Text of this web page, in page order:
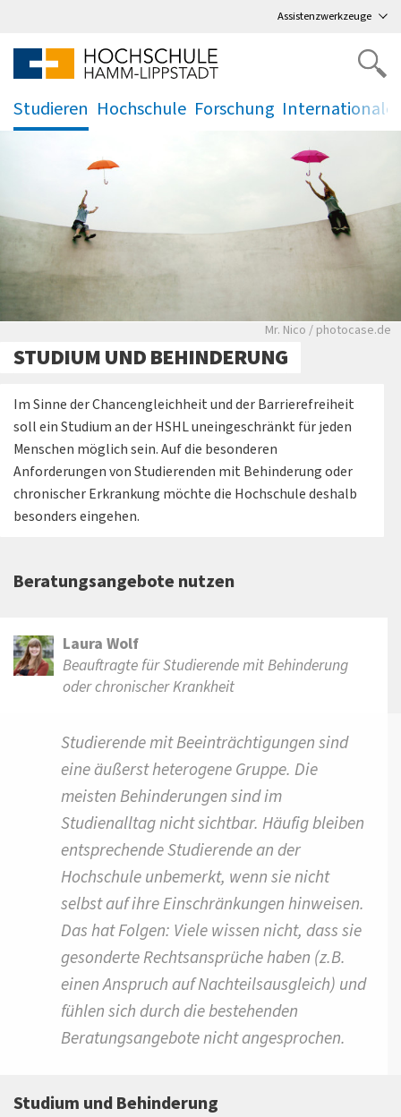
Assistenzwerkzeuge
Studieren
.
Hochschule Forschung
Zwei Personen die
Mr. Nico / photocase.de
STUDIUM UND BEHINDERUNG
Im Sinne der Chancengleichheit und der Barrierefreiheit
soll ein Studium an der HSHL uneingeschränkt für jeden
Menschen möglich sein. Auf die besonderen
Anforderungen von Studierenden mit Behinderung oder
chronischer Erkrankung möchte die Hochschule deshalb
besonders eingehen.
Beratungsangebote nutzen
Laura Wolf
Beauftragte für Studierende mit Behinderung
oder chronischer Krankheit
Studierende mit Beeinträchtigungen sind
eine äußerst heterogene Gruppe. Die
meisten Behinderungen sind im
Studienalltag nicht sichtbar. Häufig bleiben
entsprechende Studierende an der
Hochschule unbemerkt, wenn sie nicht
selbst auf ihre Einschränkungen hinweisen.
Das hat Folgen: Viele wissen nicht, dass sie
gesonderte Rechtsansprüche haben (z.B.
einen Anspruch auf Nachteilsausgleich) und
fühlen sich durch die bestehenden
Beratungsangebote nicht angesprochen.
Studium und Behinderung